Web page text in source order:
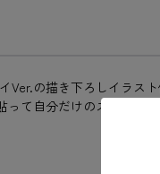
Ver.の描き下ろしイラス
て自分だけのスタイルを